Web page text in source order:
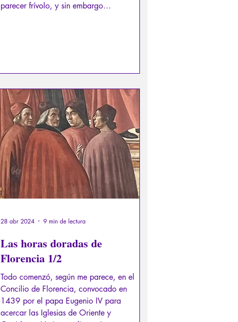
parecer frívolo, y sin embargo…
Las horas doradas de
Florencia 1/2
Todo comenzó, según me parece, en el
Concilio de Florencia, convocado en
1439 por el papa Eugenio IV para
acercar las Iglesias de Oriente y
28 abr 2024 9 min de lectura